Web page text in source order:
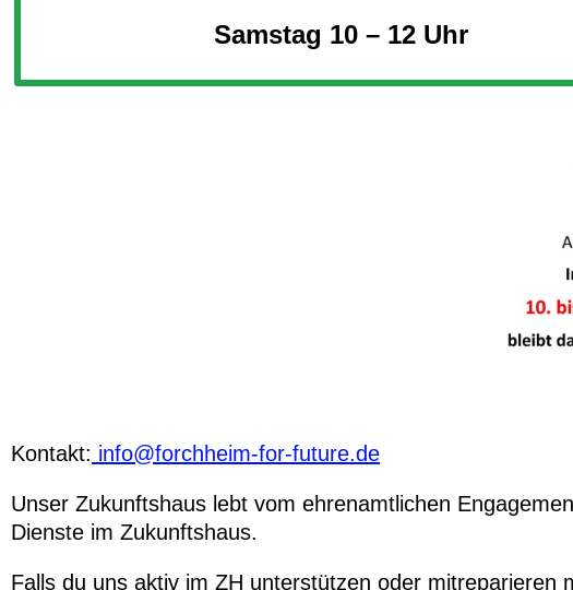
Samstag 10 – 12 Uhr
Kontakt: info@forchheim-for-future.de
Unser Zukunftshaus lebt vom ehrenamtlichen
Dienste im Zukunftshaus.
Falls du uns aktiv im ZH unterstützen oder